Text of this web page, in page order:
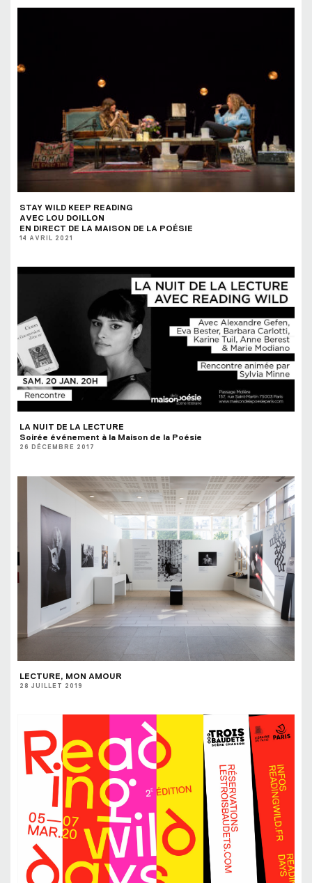
STAY WILD KEEP READING
AVEC LOU DOILLON
EN DIRECT DE LA MAISON DE LA POÉSIE
14 AVRIL 2021
LA NUIT DE LA LECTURE
Soirée événement à la Maison de la Poésie
26 DÉCEMBRE 2017
LECTURE, MON AMOUR
28 JUILLET 2019